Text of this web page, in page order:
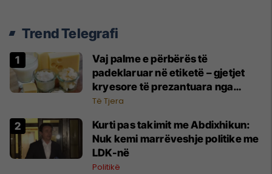
Trend Telegrafi
Vaj palme e përbërës të
padeklaruar në etiketë – gjetjet
kryesore të prezantuara nga
AUV-i pas kontrollit në sektorin e
Të Tjera
Kurti pas takimit me Abdixhikun:
Nuk kemi marrëveshje politike me
LDK-në
Politikë